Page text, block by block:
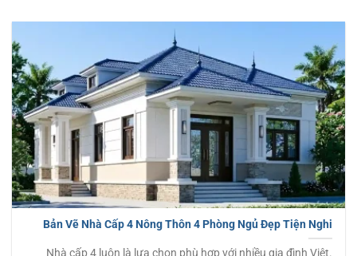
Bản Vẽ Nhà Cấp 4 Nông Thôn 4 Phòng Ngủ Đẹp Tiện Nghi
Nhà cấp 4 luôn là lựa chọn phù hợp với nhiều gia đình Việt.